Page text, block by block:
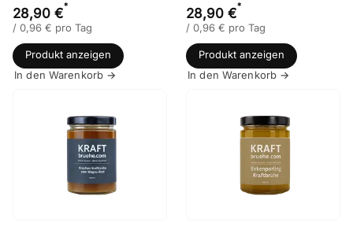
28,90 €*
/ 0,96 € pro Tag
Produkt anzeigen
In den Warenkorb →
28,90 €*
/ 0,96 € pro Tag
Produkt anzeigen
In den Warenkorb →